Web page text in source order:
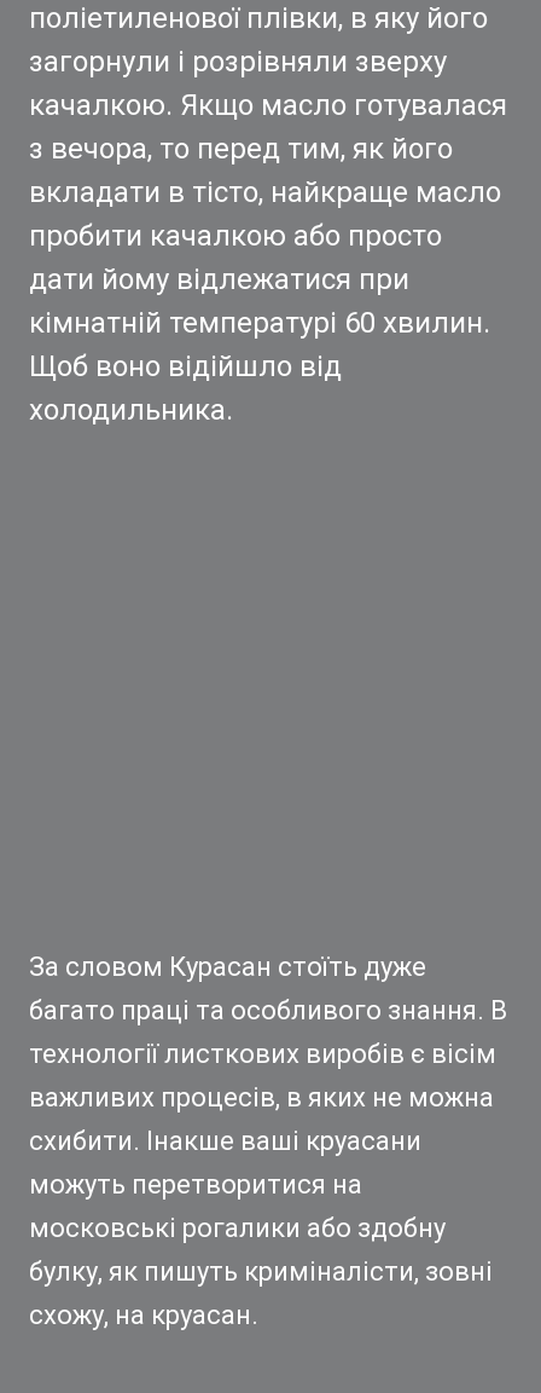
поліетиленової плівки, в яку його
загорнули і розрівняли зверху
качалкою. Якщо масло готувалася
з вечора, то перед тим, як його
вкладати в тісто, найкраще масло
пробити качалкою або просто
дати йому відлежатися при
кімнатній температурі 60 хвилин.
Щоб воно відійшло від
холодильника.
За словом Курасан стоїть дуже
багато праці та особливого знання. В
технології листкових виробів є вісім
важливих процесів, в яких не можна
схибити. Інакше ваші круасани
можуть перетворитися на
московські рогалики або здобну
булку, як пишуть криміналісти, зовні
схожу, на круасан.